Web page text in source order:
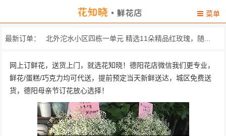
菜单
最新订单： 北外沱水小区四栋一单元 精选11朵精品红玫瑰，随...
广汉市中医医院 19朵昆明顶级红玫瑰，搭...
八角井镇团结小区 33朵精致粉玫瑰，搭配黄...
网上订鲜花，送货上门，就选花知晓！德阳花店微信我们更专业，
鲜花/蛋糕/巧克力均可代送，提前预定当天新鲜送达，城区免费送
货，德阳母亲节订花放心选择！